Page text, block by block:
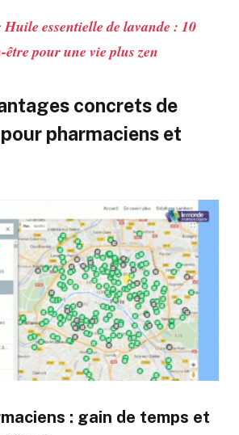
Huile essentielle de lavande : 10
pour une vie plus zen
concrets de
pharmaciens et
: gain de temps et